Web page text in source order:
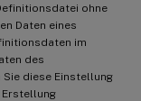
ohne
Daten eines
im
des
diese Einstellung
Erstellung